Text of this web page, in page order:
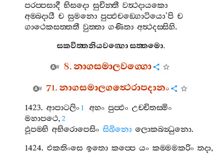
පරප‍්පසාදී භිසදො සුචින‍්තී වත්‍ථදායකො
අම‍්බදායී ච සුමනො පුප‍්ඵචඞ‍්ගොටියො’පි ච
ගාථෙකසත‍්තතී වුත‍්තා ගණිතා අත්‍ථදස‍්සිහි.
සකවිත‍්තනියවග‍්ගොසත‍්තමො.
8.නාගසමාලවග‍්ගො
71.නාගසමාලගත්‍ථෙරාපදානං
1423.ආපාටලිං 1 අහං පුප‍්ඵං උච‍්චිතස‍්මිං
මහාපථෙ, 2
ඵූපම‍්භි අභිරොපෙසිං සිඛිනො ලොකබන්‍ධුනො.
1424.එකතිංසෙ ඉතො කප‍්පෙ යං කම‍්මමකරිං තදා,